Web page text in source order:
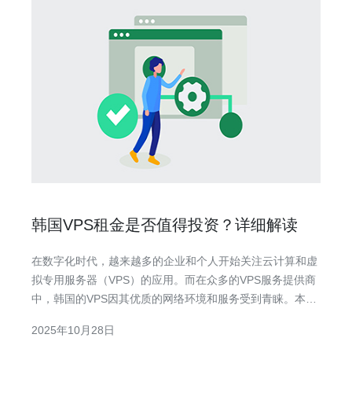
韩国VPS租金是否值得投资？详细解读
在数字化时代，越来越多的企业和个人开始关注云计算和虚
拟专用服务器（VPS）的应用。而在众多的VPS服务提供商
中，韩国的VPS因其优质的网络环境和服务受到青睐。本文
价格比较、使用场景等多个方面。 韩国VPS的市场前景如
2025年10月28日